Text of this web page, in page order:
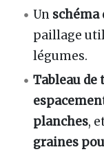
Un schéma
paillage
légumes.
Tableau de
planches,
graines